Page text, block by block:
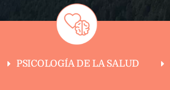
PSICOLOGÍA DE LA SALUD